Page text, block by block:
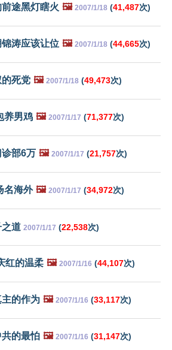
途黑灯瞎火 🖼️ 2007/1/18 (41,487次)
涛应该让位 🖼️ 2007/1/18 (44,665次)
死党 🖼️ 2007/1/18 (49,473次)
养男鸡 🖼️ 2007/1/17 (71,377次)
诊部6万 🖼️ 2007/1/17 (21,757次)
名海外 🖼️ 2007/1/17 (34,972次)
之道 2007/1/17 (22,538次)
红的温柔 🖼️ 2007/1/16 (44,107次)
的作为 🖼️ 2007/1/16 (33,117次)
的最怕 🖼️ 2007/1/16 (31,147次)